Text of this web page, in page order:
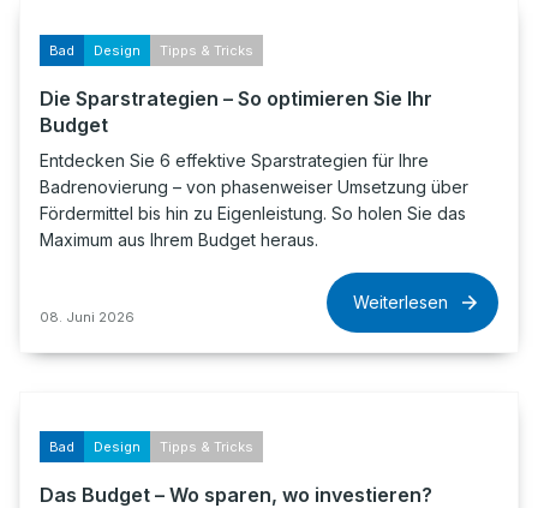
Bad Design Tipps & Tricks
Die Sparstrategien – So optimieren Sie Ihr
Budget
Entdecken Sie 6 effektive Sparstrategien für Ihre
Badrenovierung – von phasenweiser Umsetzung über
Fördermittel bis hin zu Eigenleistung. So holen Sie das
Maximum aus Ihrem Budget heraus.
08. Juni 2026
Weiterlesen
Bad Design Tipps & Tricks
Das Budget – Wo sparen, wo investieren?